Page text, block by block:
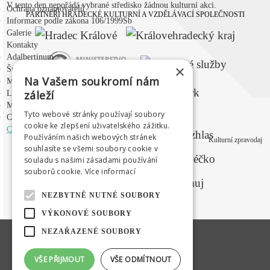
Ochrana oznamovatelů
Informace podle zákona 106/1999Sb
Galerie
Kontakty
Adalbertinum
Šrámkův statek
Městská hudební síň
Letní kino Širák
Médium
Centrum mladých
CZ
EN|PL| RU
Kulturní zpravodaj
V tento den nepořádá vybrané středisko žádnou kulturní akci.
PARTNEŘI HRADECKÉ KULTURNÍ A VZDĚLÁVACÍ SPOLEČNOSTI
MEDIÁLNÍ PARTNEŘI
×
Na Vašem soukromí nám
záleží
Tyto webové stránky používají soubory
cookie ke zlepšení uživatelského zážitku.
Používáním našich webových stránek
souhlasíte se všemi soubory cookie v
souladu s našimi zásadami používání
souborů cookie. Více informací
NEZBYTNĚ NUTNÉ SOUBORY
VÝKONOVÉ SOUBORY
NEZAŘAZENÉ SOUBORY
VŠE PŘIJMOUT VŠE ODMÍTNOUT